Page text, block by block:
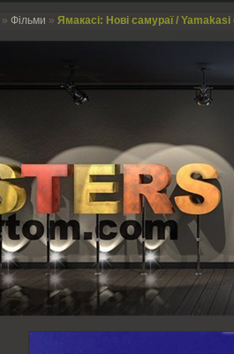
» Фільми » Ямакасі: Нові самураї / Yamakasi